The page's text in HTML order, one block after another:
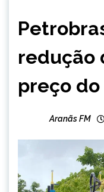
NOTÍCIAS
redução
preço
Aranãs FM